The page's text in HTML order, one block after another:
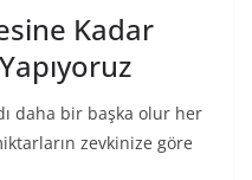
Kadar
daha bir başka olur her
zevkinize göre